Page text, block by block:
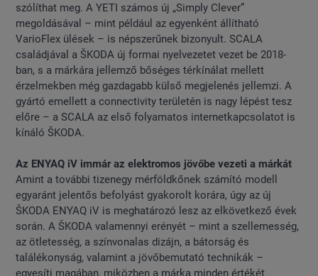
szólíthat meg. A YETI számos új „Simply Clever”
megoldásával – mint például az egyenként állítható
VarioFlex ülések – is népszerűnek bizonyult. SCALA
családjával a ŠKODA új formai nyelvezetet vezet be 2018-
ban, s a márkára jellemző bőséges térkínálat mellett
érzelmekben még gazdagabb külső megjelenés jellemzi. A
gyártó emellett a connectivity területén is nagy lépést tesz
előre – a SCALA az első folyamatos internetkapcsolatot is
kínáló ŠKODA.
Az ENYAQ iV immár az elektromos jövőbe vezeti a márkát
Amint a további tizenegy mérföldkőnek számító modell
egyaránt jelentős befolyást gyakorolt korára, úgy az új
ŠKODA ENYAQ iV is meghatározó lesz az elkövetkező évek
során. A ŠKODA valamennyi erényét – mint a szellemesség,
az ötletesség, a színvonalas dizájn, a bátorság és
találékonyság, valamint a jövőbemutató technikák –
egyesíti magában, miközben a márka minden értékét